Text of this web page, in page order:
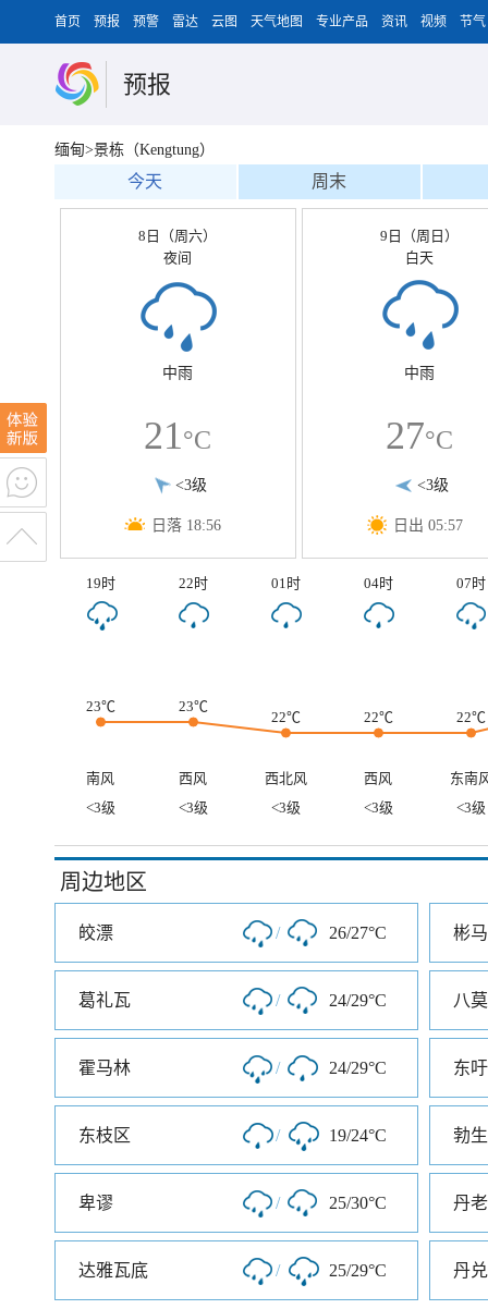
首页 预报 预警 雷达 云图 天气地图 专业产品 资讯 视频 节气
预报
缅甸>景栋（Kengtung）
今天 周末
8日（周六）
夜间
中雨
21°C
<3级
日落 18:56
9日（周日）
白天
中雨
27°C
<3级
日出 05:57
19时 22时 01时 04时 07时
23℃ 23℃
22℃ 22℃ 22℃
南风 西风 西北风 西风
东南
<3级
<3级 <3级 <3级 <3级
周边地区
皎漂 / 26/27°C 彬
葛礼瓦 / 24/29°C 八莫
霍马林 / 24/29°C 东吁
东枝区 / 19/24°C 勃生
卑谬 / 25/30°C 丹老
达雅瓦底 / 25/29°C 丹兑